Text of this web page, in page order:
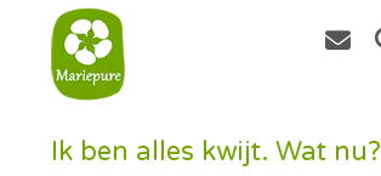
Ik ben alles kwijt. Wat nu?